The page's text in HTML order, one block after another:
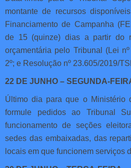
montante de recursos
Financiamento de Campanha
de 15 (quinze) dias a partir do
orçamentária pelo Tribunal (Lei
2º; e Resolução nº 23.605/2019/
22 DE JUNHO – SEGUNDA-
Último dia para que o Ministério
formule pedidos ao Tribunal
funcionamento de seções
sedes das embaixadas, das
locais em que funcionem serviços